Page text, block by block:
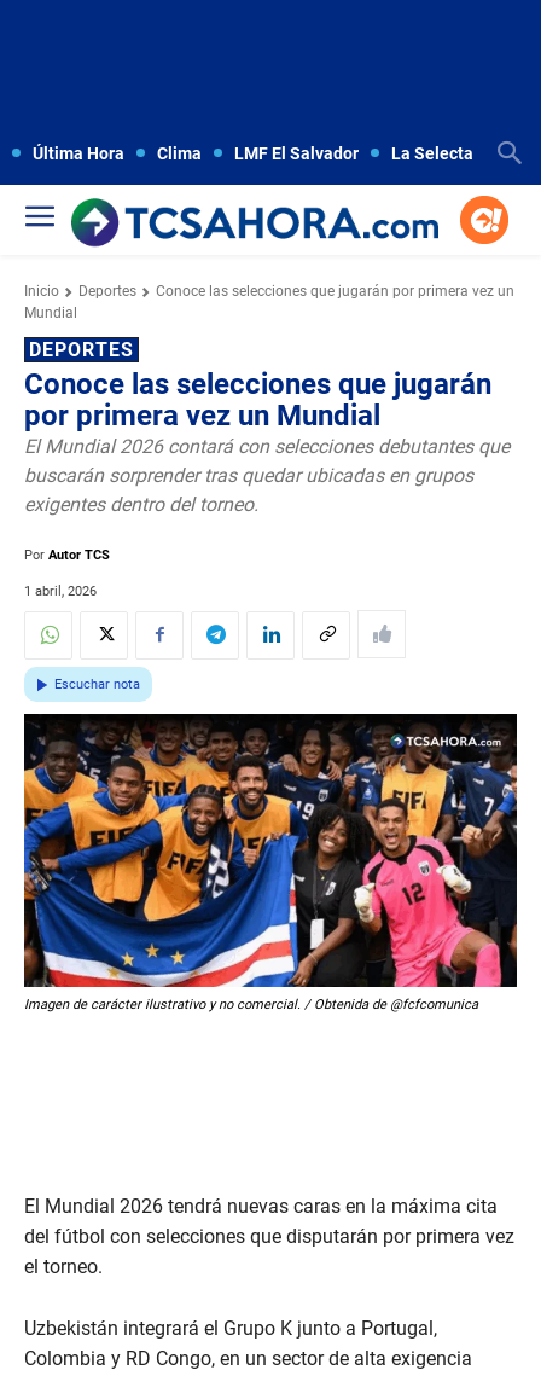
Última Hora Clima LMF El Salvador La Selecta
Inicio Deportes
Conoce las selecciones que jugarán por primera vez un
Mundial
DEPORTES
Conoce las selecciones que jugarán
por primera vez un Mundial
El Mundial 2026 contará con selecciones debutantes que
buscarán sorprender tras quedar ubicadas en grupos
exigentes dentro del torneo.
Por Autor TCS
1 abril, 2026
Escuchar nota
Imagen de carácter ilustrativo y no comercial. / Obtenida de @fcfcomunica
El Mundial 2026 tendrá nuevas caras en la máxima cita
del fútbol con selecciones que disputarán por primera vez
el torneo.
Uzbekistán integrará el Grupo K junto a Portugal,
Colombia y RD Congo, en un sector de alta exigencia